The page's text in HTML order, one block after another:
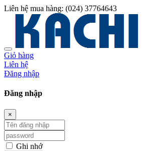
Liên hệ mua hàng: (024) 37764643
Giỏ hàng
Liên hệ
Đăng nhập
Đăng nhập
×
Ghi nhớ